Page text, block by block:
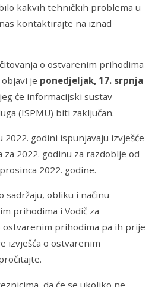
kakvih tehničkih problema u
kontaktirajte na iznad
o ostvarenim prihodima
je ponedjeljak, 17. srpnja
će informacijski sustav
(ISPMU) biti zaključan.
godini ispunjavaju izvješće
2022. godinu za razdoblje od
2022. godine.
sadržaju, obliku i načinu
prihodima i Vodič za
ostvarenim prihodima pa ih prije
izvješća o ostvarenim
da će se ukoliko ne